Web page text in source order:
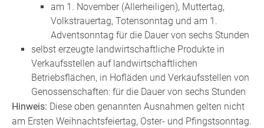
am 1. November (Allerheiligen), Muttertag,
Volkstrauertag, Totensonntag und am 1.
Adventsonntag für die Dauer von sechs Stunden
selbst erzeugte landwirtschaftliche Produkte in
Verkaufsstellen auf landwirtschaftlichen
Betriebsflächen, in Hofläden und Verkaufsstellen von
Genossenschaften: für die Dauer von sechs Stunden
Hinweis: Diese oben genannten Ausnahmen gelten nicht
am Ersten Weihnachtsfeiertag, Oster- und Pfingstsonntag.